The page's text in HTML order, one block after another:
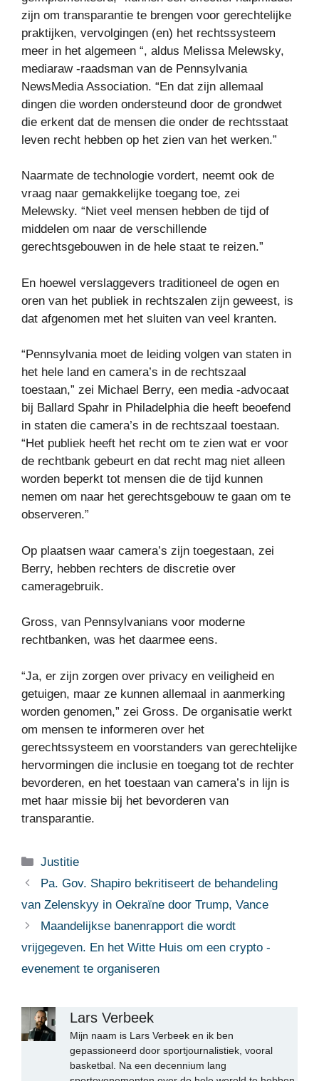
zijn om transparantie te brengen voor gerechtelijke
praktijken, vervolgingen (en) het rechtssysteem
meer in het algemeen “, aldus Melissa Melewsky,
mediaraw -raadsman van de Pennsylvania
NewsMedia Association. “En dat zijn allemaal
dingen die worden ondersteund door de grondwet
die erkent dat de mensen die onder de rechtsstaat
leven recht hebben op het zien van het werken.”
Naarmate de technologie vordert, neemt ook de
vraag naar gemakkelijke toegang toe, zei
Melewsky. “Niet veel mensen hebben de tijd of
middelen om naar de verschillende
gerechtsgebouwen in de hele staat te reizen.”
En hoewel verslaggevers traditioneel de ogen en
oren van het publiek in rechtszalen zijn geweest, is
dat afgenomen met het sluiten van veel kranten.
“Pennsylvania moet de leiding volgen van staten in
het hele land en camera’s in de rechtszaal
toestaan,” zei Michael Berry, een media -advocaat
bij Ballard Spahr in Philadelphia die heeft beoefend
in staten die camera’s in de rechtszaal toestaan.
“Het publiek heeft het recht om te zien wat er voor
de rechtbank gebeurt en dat recht mag niet alleen
worden beperkt tot mensen die de tijd kunnen
nemen om naar het gerechtsgebouw te gaan om te
observeren.”
Op plaatsen waar camera’s zijn toegestaan, zei
Berry, hebben rechters de discretie over
cameragebruik.
Gross, van Pennsylvanians voor moderne
rechtbanken, was het daarmee eens.
“Ja, er zijn zorgen over privacy en veiligheid en
getuigen, maar ze kunnen allemaal in aanmerking
worden genomen,” zei Gross. De organisatie werkt
om mensen te informeren over het
gerechtssysteem en voorstanders van gerechtelijke
hervormingen die inclusie en toegang tot de rechter
bevorderen, en het toestaan ​​van camera’s in lijn is
met haar missie bij het bevorderen van
transparantie.
Categorieën
Justitie
Pa. Gov. Shapiro bekritiseert de behandeling
van Zelenskyy in Oekraïne door Trump, Vance
Maandelijkse banenrapport die wordt
vrijgegeven. En het Witte Huis om een ​​crypto -
evenement te organiseren
Lars Verbeek
Mijn naam is Lars Verbeek en ik ben
gepassioneerd door sportjournalistiek, vooral
basketbal. Na een decennium lang